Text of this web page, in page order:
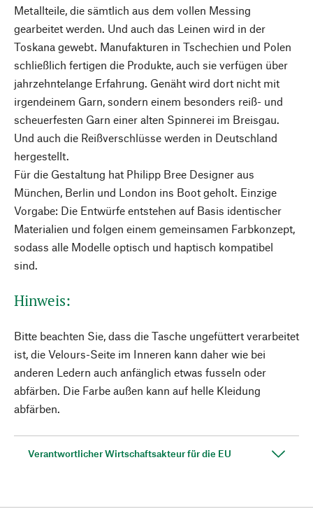
Metallteile, die sämtlich aus dem vollen Messing
gearbeitet werden. Und auch das Leinen wird in der
Toskana gewebt. Manufakturen in Tschechien und Polen
schließlich fertigen die Produkte, auch sie verfügen über
jahrzehntelange Erfahrung. Genäht wird dort nicht mit
irgendeinem Garn, sondern einem besonders reiß- und
scheuerfesten Garn einer alten Spinnerei im Breisgau.
Und auch die Reißverschlüsse werden in Deutschland
hergestellt.
Für die Gestaltung hat Philipp Bree Designer aus
München, Berlin und London ins Boot geholt. Einzige
Vorgabe: Die Entwürfe entstehen auf Basis identischer
Materialien und folgen einem gemeinsamen Farbkonzept,
sodass alle Modelle optisch und haptisch kompatibel
sind.
Hinweis:
Bitte beachten Sie, dass die Tasche ungefüttert verarbeitet
ist, die Velours-Seite im Inneren kann daher wie bei
anderen Ledern auch anfänglich etwas fusseln oder
abfärben. Die Farbe außen kann auf helle Kleidung
abfärben.
Verantwortlicher Wirtschaftsakteur für die EU